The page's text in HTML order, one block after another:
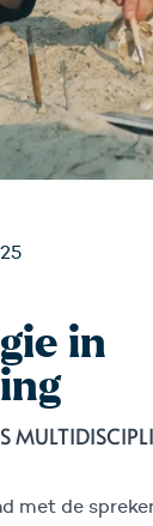
in
met de